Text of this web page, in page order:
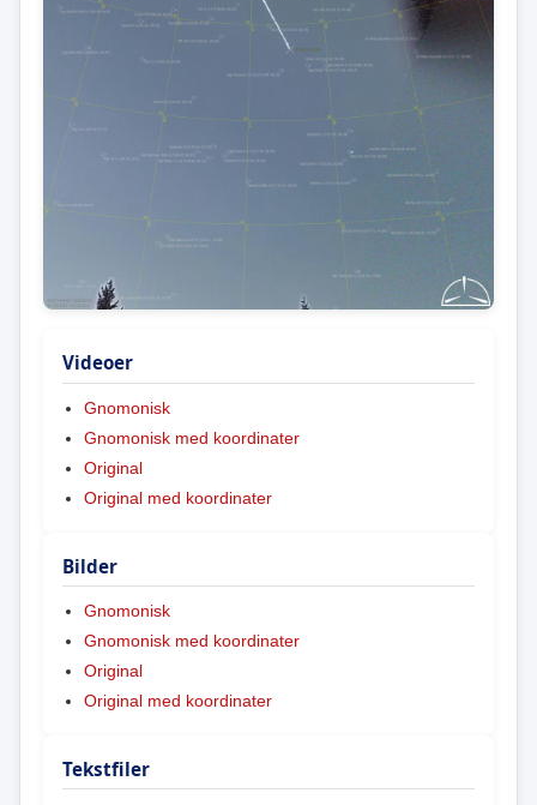
Videoer
Gnomonisk
Gnomonisk med koordinater
Original
Original med koordinater
Bilder
Gnomonisk
Gnomonisk med koordinater
Original
Original med koordinater
Tekstfiler